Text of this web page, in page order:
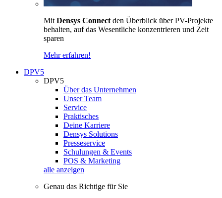
Mit Densys Connect den Überblick über PV-Projekte
behalten, auf das Wesentliche konzentrieren und Zeit
sparen
Mehr erfahren!
DPV5
DPV5
Über das Unternehmen
Unser Team
Service
Praktisches
Deine Karriere
Densys Solutions
Presseservice
Schulungen & Events
POS & Marketing
alle anzeigen
Genau das Richtige für Sie